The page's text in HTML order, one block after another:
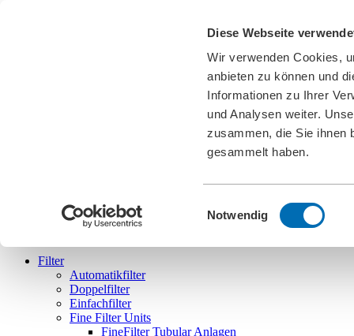
Diese Webseite
Wir verwenden Cookies,
anbieten zu können und
Informationen zu Ihrer
und Analysen weiter.
zusammen, die Sie ihnen
gesammelt haben.
Einwilligungsauswahl
Notwendig
Filter
Automatikfilter
Doppelfilter
Einfachfilter
Fine Filter Units
FineFilter Tubular Anlagen